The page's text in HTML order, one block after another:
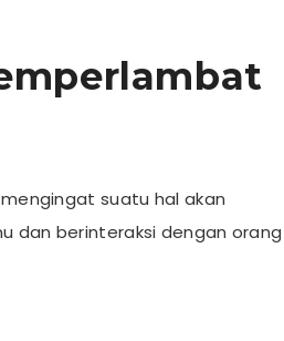
suatu hal akan
dan berinteraksi dengan orang